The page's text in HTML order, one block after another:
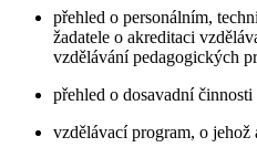
přehled o personálním,
žadatele o akreditaci
vzdělávání pedagogických
přehled o dosavadní
vzdělávací program, o jehož